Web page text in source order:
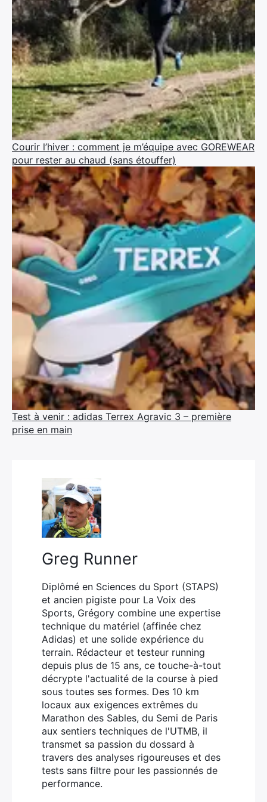
Courir l’hiver : comment je m’équipe avec GOREWEAR
pour rester au chaud (sans étouffer)
Test à venir : adidas Terrex Agravic 3 – première
prise en main
Greg Runner
Diplômé en Sciences du Sport (STAPS)
et ancien pigiste pour La Voix des
Sports, Grégory combine une expertise
technique du matériel (affinée chez
Adidas) et une solide expérience du
terrain. Rédacteur et testeur running
depuis plus de 15 ans, ce touche-à-tout
décrypte l'actualité de la course à pied
sous toutes ses formes. Des 10 km
locaux aux exigences extrêmes du
Marathon des Sables, du Semi de Paris
aux sentiers techniques de l'UTMB, il
transmet sa passion du dossard à
travers des analyses rigoureuses et des
tests sans filtre pour les passionnés de
performance.